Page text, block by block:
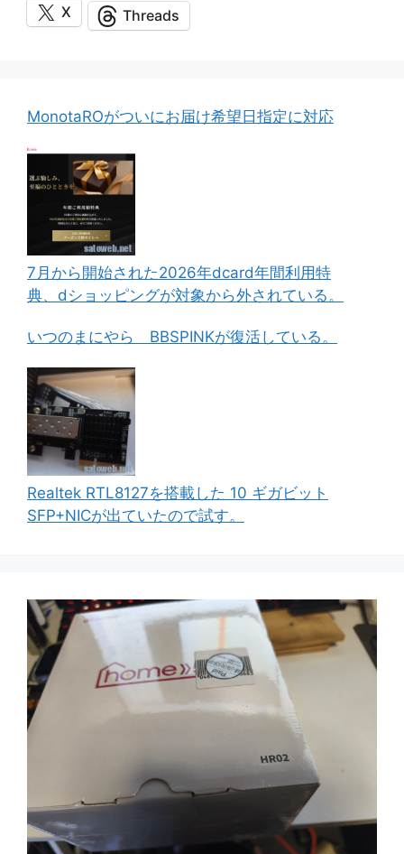
X Threads
MonotaROがついにお届け希望日指定に対応
7月から開始された2026年dcard年間利用特
典、dショッピングが対象から外されている。
いつのまにやら BBSPINKが復活している。
Realtek RTL8127を搭載した 10 ギガビット
SFP+NICが出ていたので試す。